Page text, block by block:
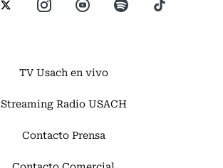
TV Usach en vivo
Streaming Radio USACH
Contacto Prensa